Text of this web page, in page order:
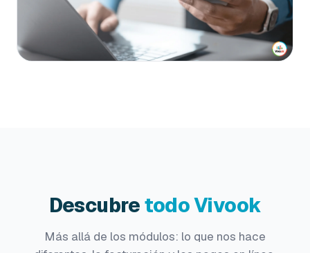
Descubretodo Vivook
Más allá de los módulos: lo que nos hace